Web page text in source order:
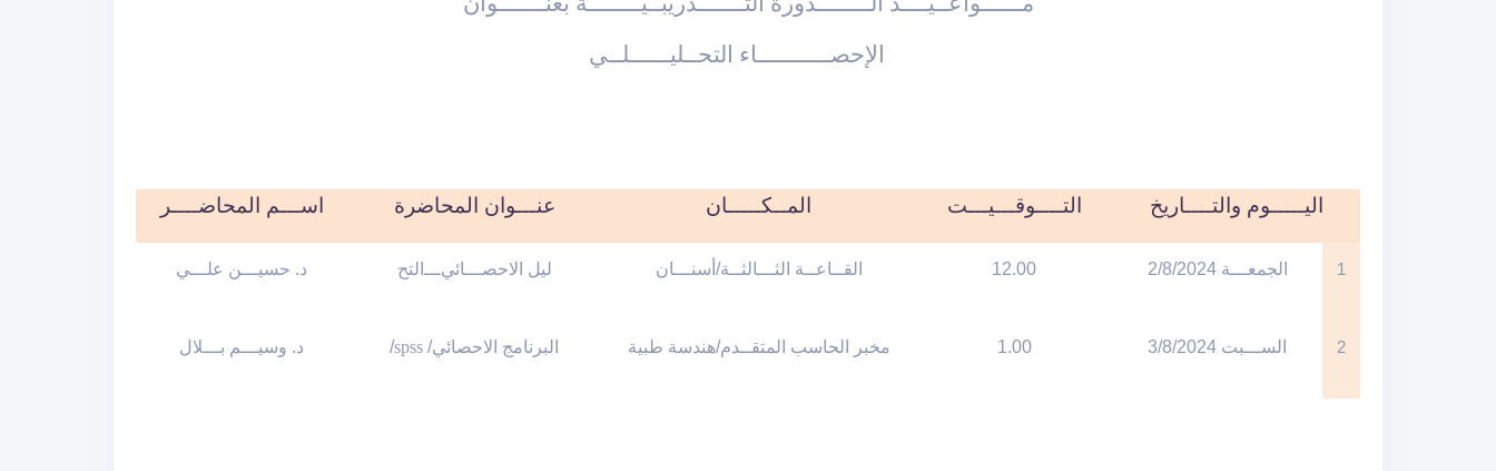
الإحصـــــــــــاء التحــليــــــلــي
اســـم المحاضــــر عنـــوان المحاضرة المــكـــــان التــــوقـــيـــت اليـــــوم والتــــاريخ
د. حسيـــن علـــي التح ـــليل الاحصـــائي القــاعــة الثـــالثــة/أسنـــان 12.00 الجمعـــة 2/8/2024 1
د. وسيـــم بـــلال البرنامج الاحصائي/ spss
/ مخبر الحاسب المتقــدم/هندسة طبية 1.00 الســـبت 3/8/2024 2